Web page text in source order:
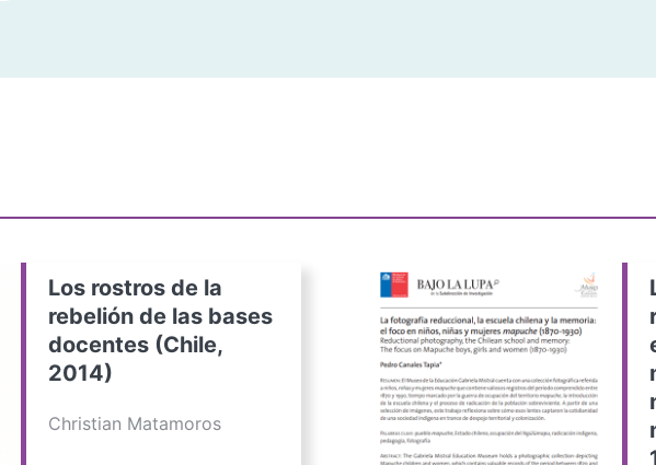
Los rostros de la
rebelión de las bases
docentes (Chile,
2014)
Christian Matamoros